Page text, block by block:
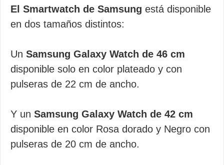
El Smartwatch de Samsung está disponible
en dos tamaños distintos:
Un Samsung Galaxy Watch de 46 cm
disponible solo en color plateado y con
pulseras de 22 cm de ancho.
Y un Samsung Galaxy Watch de 42 cm
disponible en color Rosa dorado y Negro con
pulseras de 20 cm de ancho.